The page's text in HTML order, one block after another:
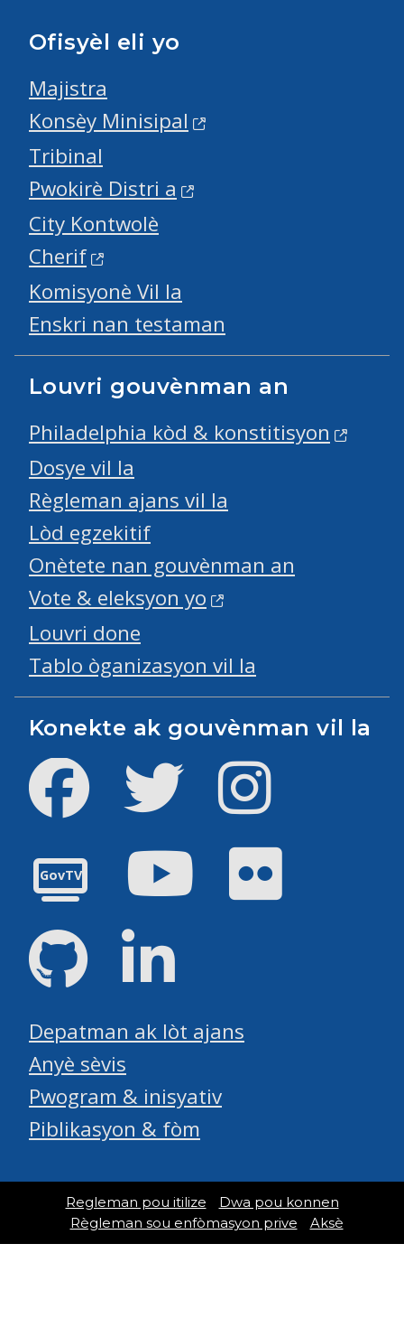
Ofisyèl eli yo
Majistra
Konsèy Minisipal
Tribinal
Pwokirè Distri a
City Kontwolè
Cherif
Komisyonè Vil la
Enskri nan testaman
Louvri gouvènman an
Philadelphia kòd & konstitisyon
Dosye vil la
Règleman ajans vil la
Lòd egzekitif
Onètete nan gouvènman an
Vote & eleksyon yo
Louvri done
Tablo òganizasyon vil la
Konekte ak gouvènman vil la
Facebook Twitter
GovTV
Youtube
GitHub
Depatman ak lòt ajans
Anyè sèvis
Pwogram & inisyativ
Piblikasyon & fòm
Regleman pou itilize
Dwa pou konnen
Règleman sou enfòmasyon prive
Aksè